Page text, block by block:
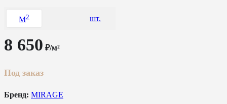
M2 шт.
8 650 ₽/м²
Под заказ
Бренд: MIRAGE